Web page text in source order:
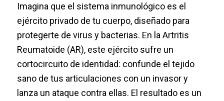
Imagina que el sistema inmunológico es el
ejército privado de tu cuerpo, diseñado para
protegerte de virus y bacterias. En la Artritis
Reumatoide (AR), este ejército sufre un
cortocircuito de identidad: confunde el tejido
sano de tus articulaciones con un invasor y
lanza un ataque contra ellas. El resultado es un